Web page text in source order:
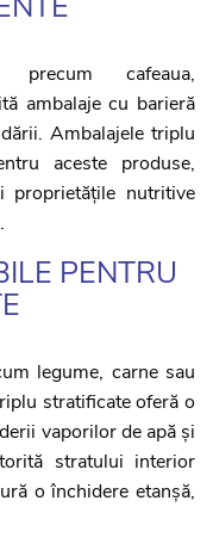
precum cafeaua,
ambalaje cu barieră
Ambalajele triplu
aceste produse,
proprietățile nutritive
PENTRU
legume, carne sau
stratificate oferă o
vaporilor de apă și
stratului interior
o închidere etanșă,